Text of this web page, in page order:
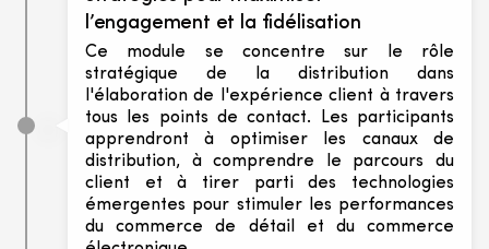
l’engagement et la fidélisation
Ce module se concentre sur le rôle
stratégique de la distribution dans
l'élaboration de l'expérience client à travers
tous les points de contact. Les participants
apprendront à optimiser les canaux de
distribution, à comprendre le parcours du
client et à tirer parti des technologies
émergentes pour stimuler les performances
du commerce de détail et du commerce